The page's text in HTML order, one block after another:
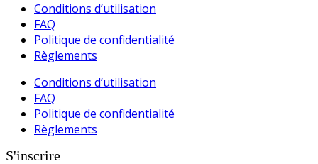
Conditions d’utilisation
FAQ
Politique de confidentialité
Règlements
Conditions d’utilisation
FAQ
Politique de confidentialité
Règlements
S'inscrire